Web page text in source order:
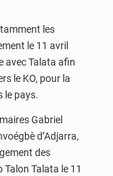
les
le 11 avril
avec Talata afin
le KO, pour la
le pays.
Gabriel
d’Adjarra,
des
Talata le 11